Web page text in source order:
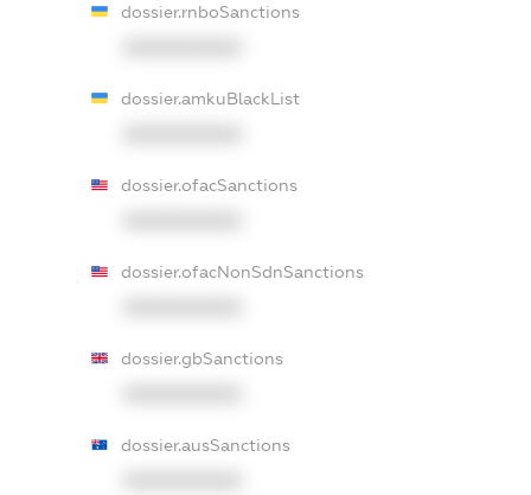
dossier.rnboSanctions
dossier.amkuBlackList
dossier.ofacSanctions
dossier.ofacNonSdnSanctions
dossier.gbSanctions
dossier.ausSanctions